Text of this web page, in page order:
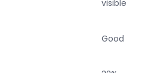
visible
Good